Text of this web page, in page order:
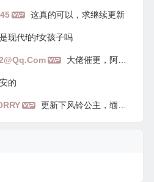
这真的可以，求继续更新
现代f的f女孩子吗
大佬催更，阿里嘎多
的
更新下风铃公主，缅因猫